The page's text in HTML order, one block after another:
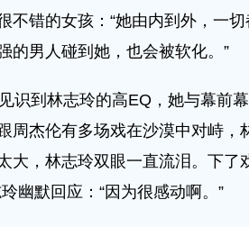
不错的女孩：“她由内到外，一
的男人碰到她，也会被软化。”
到林志玲的高EQ，她与幕前
周杰伦有多场戏在沙漠中对峙，
大，林志玲双眼一直流泪。下了
幽默回应：“因为很感动啊。”